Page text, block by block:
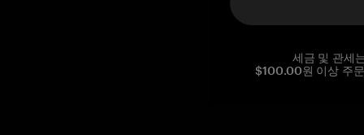
세금 및 관세
$100.00원 이상 주